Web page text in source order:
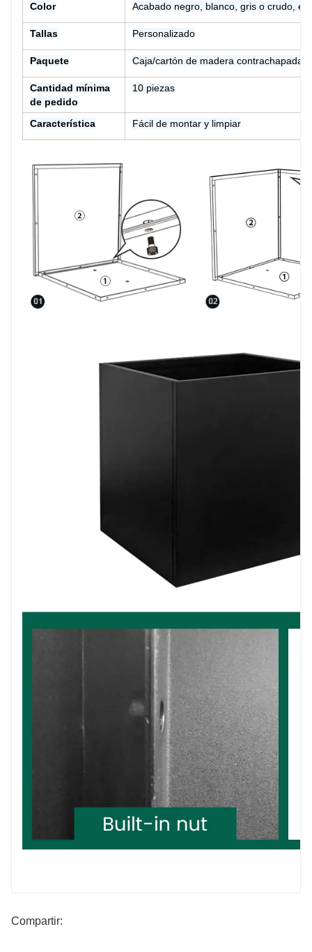
Color Acabado negro, blanco, gris o crudo,
Tallas Personalizado
Paquete Caja/cartón de madera contrachapada
Cantidad mínima
de pedido
10 piezas
Característica Fácil de montar y limpiar
Compartir: